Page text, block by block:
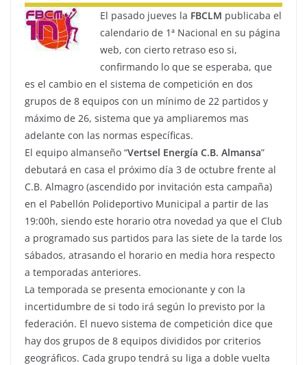
El pasado jueves la FBCLM publicaba el
calendario de 1ª Nacional en su página
web, con cierto retraso eso si,
confirmando lo que se esperaba, que
es el cambio en el sistema de competición en dos
grupos de 8 equipos con un mínimo de 22 partidos y
máximo de 26, sistema que ya ampliaremos mas
adelante con las normas específicas.
El equipo almanseño “Vertsel Energía C.B. Almansa”
debutará en casa el próximo día 3 de octubre frente al
C.B. Almagro (ascendido por invitación esta campaña)
en el Pabellón Polideportivo Municipal a partir de las
19:00h, siendo este horario otra novedad ya que el Club
a programado sus partidos para las siete de la tarde los
sábados, atrasando el horario en media hora respecto
a temporadas anteriores.
La temporada se presenta emocionante y con la
incertidumbre de si todo irá según lo previsto por la
federación. El nuevo sistema de competición dice que
hay dos grupos de 8 equipos divididos por criterios
geográficos. Cada grupo tendrá su liga a doble vuelta